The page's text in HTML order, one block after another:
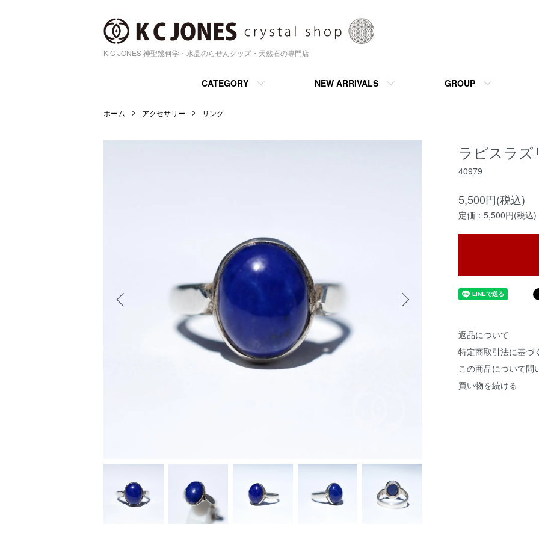
K C JONES 神聖幾何学・水晶のらせんグッズ・天然石の専門店
CATEGORY NEW ARRIVALS GROUP
ホーム アクセサリー リング
ラピスラ
40979
5,500円(税込)
定価：5,500円(税込)
返品について
特定商取引法に基づ
この商品について問
買い物を続ける